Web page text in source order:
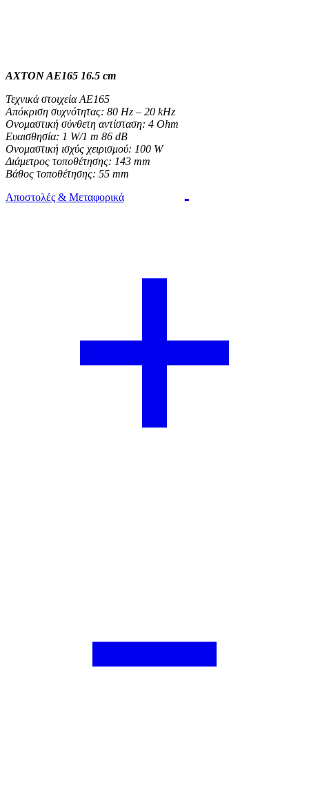
AXTON AE165 16.5 cm
Τεχνικά στοιχεία AE165
Απόκριση συχνότητας: 80 Hz – 20 kHz
Ονομαστική σύνθετη αντίσταση: 4 Ohm
Ευαισθησία: 1 W/1 m 86 dB
Ονομαστική ισχύς χειρισμού: 100 W
Διάμετρος τοποθέτησης: 143 mm
Βάθος τοποθέτησης: 55 mm
Αποστολές & Μεταφορικά